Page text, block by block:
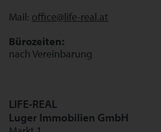
Mail: office@life-real.at
Bürozeiten:
nach Vereinbarung
LIFE-REAL
Luger Immobilien GmbH